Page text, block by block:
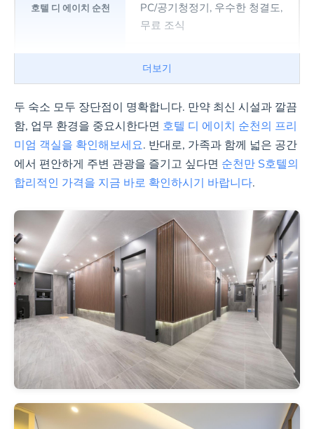
PC/공기청정기, 우수한 청결도,
무료 조식
✅ 장점: 뛰어난 위치, 넓은 객실,
⚠️ 단점: 주차 공간 협소, 번화가
주변 소음 가능성
객실 내 냄새, 컴퓨터 사용 제한
더보기
두 숙소 모두 장단점이 명확합니다. 만약 최신 시설과 깔끔
함, 업무 환경을 중요시한다면 호텔 디 에이치 순천의 프리
미엄 객실을 확인해보세요. 반대로, 가족과 함께 넓은 공간
에서 편안하게 주변 관광을 즐기고 싶다면 순천만 S호텔의
합리적인 가격을 지금 바로 확인하시기 바랍니다.